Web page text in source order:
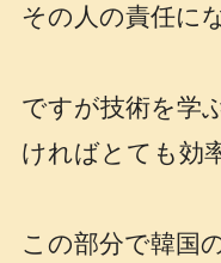
その人の責任に
ですが技術を学
ければとても効
この部分で韓国